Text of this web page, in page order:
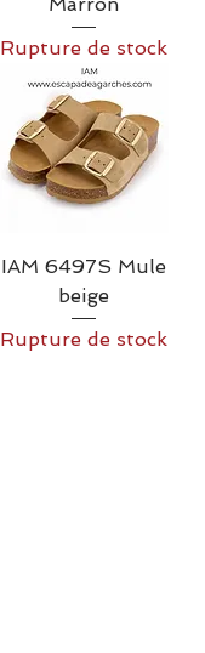
Rupture de stock
IAM 6497S Mule
beige
Rupture de stock